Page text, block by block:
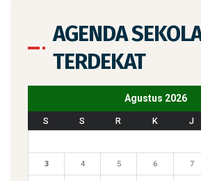
AGENDA
TERDEKAT
Agustus 2026
S S R K J
3 4 5 6 7